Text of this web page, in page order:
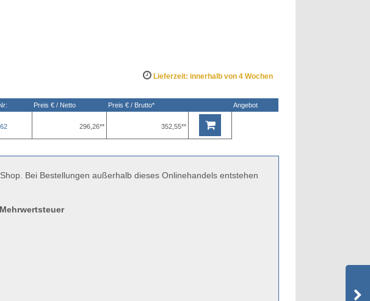
Lieferzeit: innerhalb von 4 Wochen
Preis € / Netto Preis € / Brutto* Angebot
296,26** 352,55**
Bei Bestellungen außerhalb dieses Onlinehandels entstehen